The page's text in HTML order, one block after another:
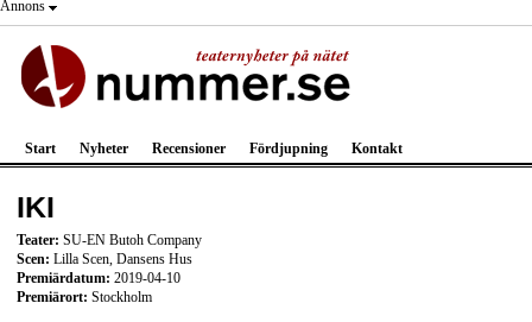
Annons
Start Nyheter Recensioner Fördjupning Kontakt
IKI
Teater: SU-EN Butoh Company
Scen: Lilla Scen, Dansens Hus
Premiärdatum: 2019-04-10
Premiärort: Stockholm